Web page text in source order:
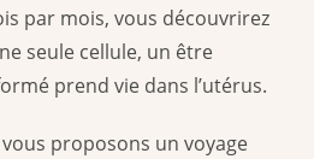
par mois, vous découvrirez
seule cellule, un être
prend vie dans l’utérus.
proposons un voyage